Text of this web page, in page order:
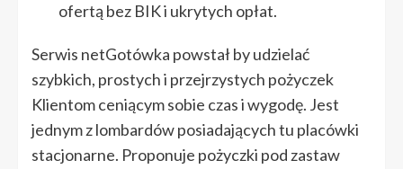
ofertą bez BIK i ukrytych opłat.
Serwis netGotówka powstał by udzielać
szybkich, prostych i przejrzystych pożyczek
Klientom ceniącym sobie czas i wygodę. Jest
jednym z lombardów posiadających tu placówki
stacjonarne. Proponuje pożyczki pod zastaw